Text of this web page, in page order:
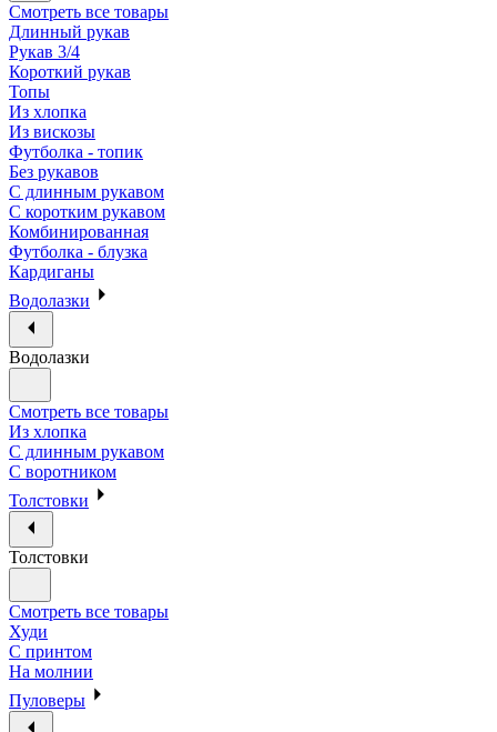
Смотреть все товары
Длинный рукав
Рукав 3/4
Короткий рукав
Топы
Из хлопка
Из вискозы
Футболка - топик
Без рукавов
С длинным рукавом
С коротким рукавом
Комбинированная
Футболка - блузка
Кардиганы
Водолазки
Водолазки
Смотреть все товары
Из хлопка
С длинным рукавом
С воротником
Толстовки
Толстовки
Смотреть все товары
Худи
С принтом
На молнии
Пуловеры